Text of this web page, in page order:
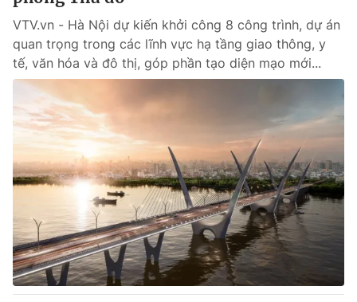
Liên hệ tòa soạn English
THỜI BÁO VTV
Theo dõi báo trên
Cơ quan chủ quản:
Đài Truyền hình Việt Nam
Cơ quan báo chí:Thời báo VTV
Giấy phép hoạt động báo in và báo điện tử số 483/GP-BTTTT
cấp ngày 29/12/2023
Tổng Biên tập:Vũ Thanh Thủy
VTV.vn - Hà Nội dự kiến khởi công 8 công trình, dự án
quan trọng trong các lĩnh vực hạ tầng giao thông, y
tế, văn hóa và đô thị, góp phần tạo diện mạo mới...